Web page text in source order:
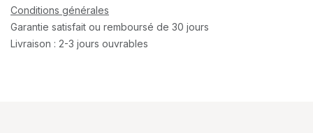
Conditions générales
Garantie satisfait ou remboursé de 30 jours
Livraison : 2-3 jours ouvrables